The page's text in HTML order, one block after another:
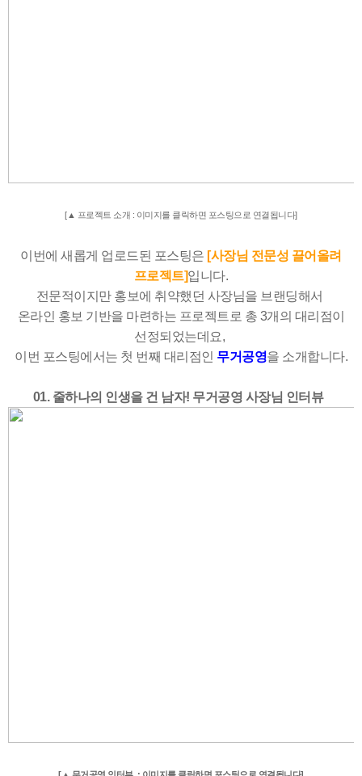
[▲ 프로젝트 소개 : 이미지를 클릭하면 포스팅으로 연결됩니다]
이번에 새롭게 업로드된 포스팅은 [사장님 전문성 끌어올려
프로젝트]입니다.
전문적이지만 홍보에 취약했던 사장님을 브랜딩해서
온라인 홍보 기반을 마련하는 프로젝트로 총 3개의 대리점이
선정되었는데요,
이번 포스팅에서는 첫 번째 대리점인 무거공영을 소개합니다.
01. 줄하나의 인생을 건 남자! 무거공영 사장님 인터뷰